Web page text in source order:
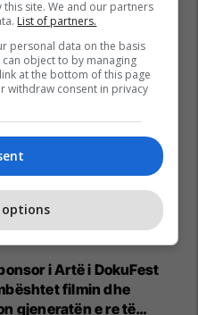
Reklamo këtu
i Artë i DokuFest
filmin dhe
gjeneratën e re të
site. We and our partners
List of partners.
personal data on the basis
object to by managing
at the bottom of this page
withdraw consent in privacy